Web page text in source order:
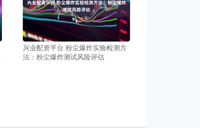
兴业配资平台 粉尘爆炸实验检测方
法：粉尘爆炸测试风险评估